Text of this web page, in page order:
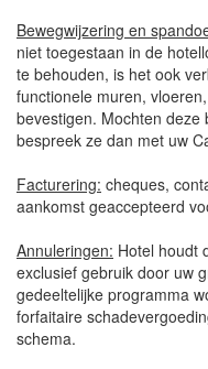
Bewegwijzering en
niet toegestaan ​​in de
te behouden, is het ook
functionele muren,
bevestigen. Mochten deze
bespreek ze dan met uw
Facturering: cheques,
aankomst geaccepteerd
Annuleringen: Hotel houdt
exclusief gebruik door uw
gedeeltelijke programma
forfaitaire
schema.